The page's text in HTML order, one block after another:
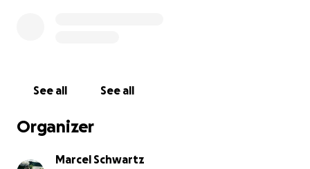
Unterstützt uns bitte bei diesem Projekt – und helft
Highlight unserer Stadt wird!
Vielen Dank für eure Hilfe
See all See all
Organizer
Marcel Schwartz